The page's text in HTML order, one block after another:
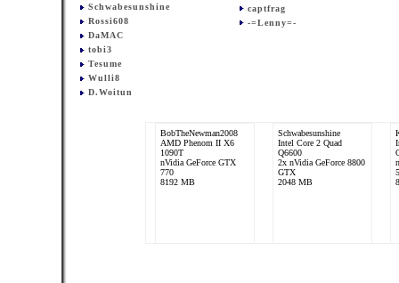
Schwabesunshine
Rossi608
DaMAC
tobi3
Tesume
Wulli8
D.Woitun
captfrag
-=Lenny=-
BobTheNewman2008
AMD Phenom II X6
1090T
nVidia GeForce GTX
770
8192 MB
Schwabesunshine
Intel Core 2 Quad
Q6600
2x nVidia GeForce 8800
GTX
2048 MB